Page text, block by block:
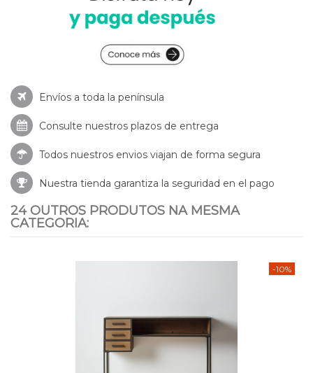
Envíos a toda la península
Consulte nuestros plazos de entrega
Todos nuestros envios viajan de forma segura
Nuestra tienda garantiza la seguridad en el pago
24 OUTROS PRODUTOS NA MESMA
CATEGORIA:
-10%